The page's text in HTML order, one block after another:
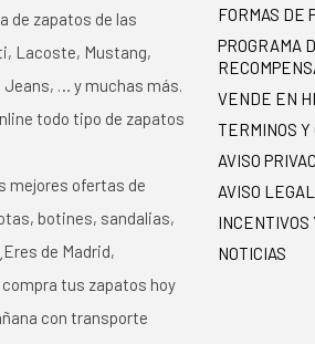
de zapatos de las
Lacoste, Mustang,
Jeans, … y muchas más.
todo tipo de zapatos
mejores ofertas de
botines, sandalias,
de Madrid,
tus zapatos hoy
con transporte
FORMAS DE
PROGRAMA
VENDE EN
TERMINOS Y
AVISO
AVISO LEGAL
INCENTIVOS
NOTICIAS